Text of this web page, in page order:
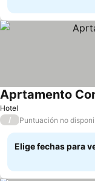
Hotel
Aprtamento
/ Puntuación no
Elige fechas para